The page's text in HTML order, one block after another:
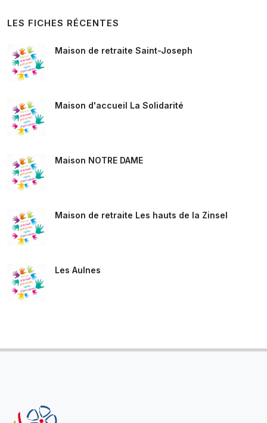
LES FICHES RÉCENTES
Maison de retraite Saint-Joseph
Maison d'accueil La Solidarité
Maison NOTRE DAME
Maison de retraite Les hauts de la Zinsel
Les Aulnes